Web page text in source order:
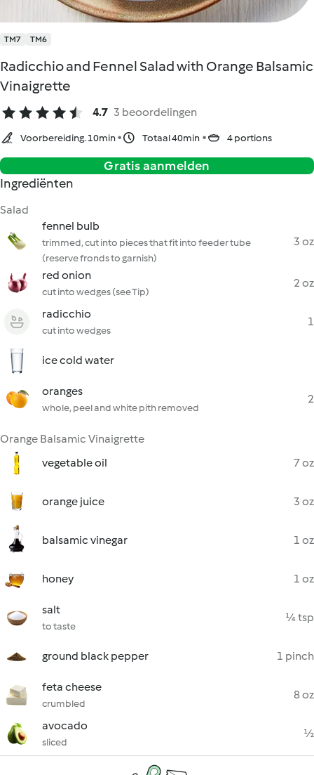
TM7 TM6
Radicchio and Fennel Salad with Orange Balsamic
Vinaigrette
4.7 3 beoordelingen
Voorbereiding. 10min Totaal 40min 4 portions
Gratis aanmelden
Ingrediënten
Salad
fennel bulb
trimmed, cut into pieces that fit into feeder tube
(reserve fronds to garnish)
3 oz
red onion
cut into wedges (see Tip)
2 oz
radicchio
cut into wedges
1
ice cold water
oranges
whole, peel and white pith removed
2
Orange Balsamic Vinaigrette
vegetable oil
7 oz
orange juice 3 oz
balsamic vinegar 1 oz
honey 1 oz
salt
to taste
¼ tsp
ground black pepper 1 pinch
feta cheese
crumbled
8 oz
avocado
sliced
½